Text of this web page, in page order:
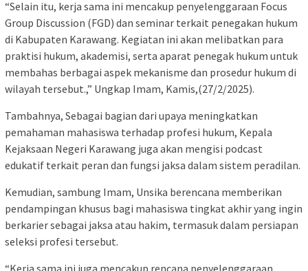
“Selain itu, kerja sama ini mencakup penyelenggaraan Focus
Group Discussion (FGD) dan seminar terkait penegakan hukum
di Kabupaten Karawang. Kegiatan ini akan melibatkan para
praktisi hukum, akademisi, serta aparat penegak hukum untuk
membahas berbagai aspek mekanisme dan prosedur hukum di
wilayah tersebut.,” Ungkap Imam, Kamis,(27/2/2025).
Tambahnya, Sebagai bagian dari upaya meningkatkan
pemahaman mahasiswa terhadap profesi hukum, Kepala
Kejaksaan Negeri Karawang juga akan mengisi podcast
edukatif terkait peran dan fungsi jaksa dalam sistem peradilan.
Kemudian, sambung Imam, Unsika berencana memberikan
pendampingan khusus bagi mahasiswa tingkat akhir yang ingin
berkarier sebagai jaksa atau hakim, termasuk dalam persiapan
seleksi profesi tersebut.
“Kerja sama ini juga mencakup rencana penyelenggaraan